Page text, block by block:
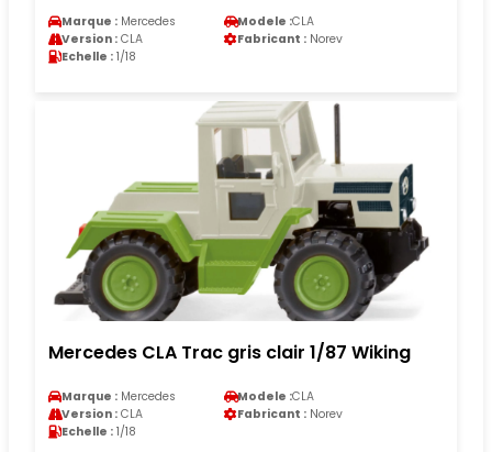
Marque : Mercedes Modele :CLA
Version : CLA Fabricant : Norev
Echelle : 1/18
Mercedes CLA Trac gris clair 1/87 Wiking
Marque : Mercedes Modele :CLA
Version : CLA Fabricant : Norev
Echelle : 1/18